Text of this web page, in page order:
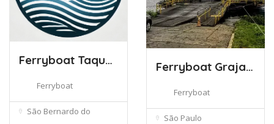
Ferryboat Taquacetuba – São Bernar
Ferryboat
São Bernardo do
Ferryboat Grajaú – Bororé (São Pau
Ferryboat
São Paulo